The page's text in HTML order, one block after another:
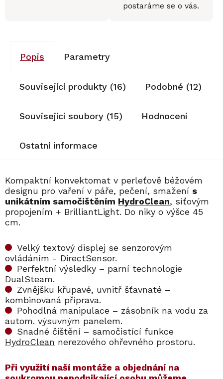
postaráme se o vás.
Popis Parametry
Související produkty (16) Podobné (12)
Související soubory (15) Hodnocení
Ostatní informace
Kompaktní konvektomat v perleťově béžovém
designu pro vaření v páře, pečení, smažení s
unikátním samočištěním HydroClean, síťovým
propojením + BrilliantLight. Do niky o výšce 45
cm.
Velký textový displej se senzorovým
ovládáním - DirectSensor.
Perfektní výsledky – parní technologie
DualSteam.
Zvnějšku křupavé, uvnitř šťavnaté –
kombinovaná příprava.
Pohodlná manipulace – zásobník na vodu za
autom. výsuvným panelem.
Snadné čištění – samočistící funkce
HydroClean nerezového ohřevného prostoru.
​​Při využití naší montáže a objednání na